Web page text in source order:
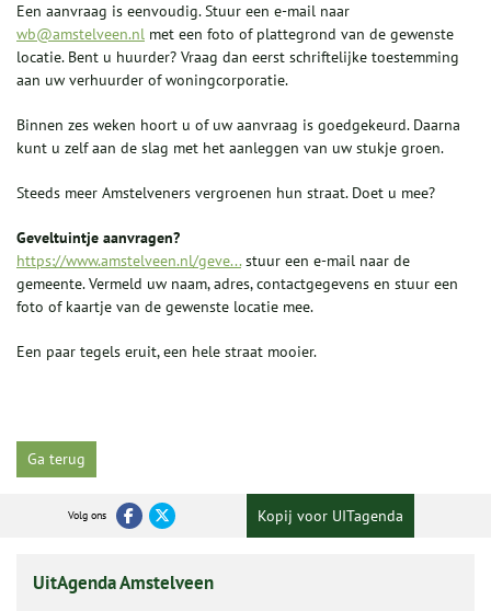
Een aanvraag is eenvoudig. Stuur een e-mail naar
wb@amstelveen.nl met een foto of plattegrond van de gewenste
locatie. Bent u huurder? Vraag dan eerst schriftelijke toestemming
aan uw verhuurder of woningcorporatie.
Binnen zes weken hoort u of uw aanvraag is goedgekeurd. Daarna
kunt u zelf aan de slag met het aanleggen van uw stukje groen.
Steeds meer Amstelveners vergroenen hun straat. Doet u mee?
Geveltuintje aanvragen?
https://www.amstelveen.nl/geve...stuur een e-mail naar de
gemeente. Vermeld uw naam, adres, contactgegevens en stuur een
foto of kaartje van de gewenste locatie mee.
Een paar tegels eruit, een hele straat mooier.
Ga terug
Volg ons Kopij voor UITagenda
UitAgenda Amstelveen